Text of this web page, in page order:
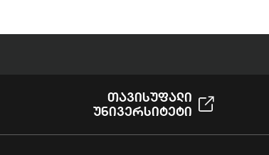
Თავისუფალი
Უნივერსიტეტი